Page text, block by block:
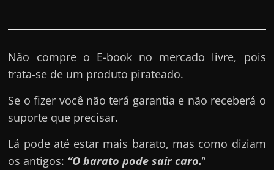
Não compre o E-book no mercado livre, pois
trata-se de um produto pirateado.
Se o fizer você não terá garantia e não receberá o
suporte que precisar.
Lá pode até estar mais barato, mas como diziam
os antigos: “O barato pode sair caro.”